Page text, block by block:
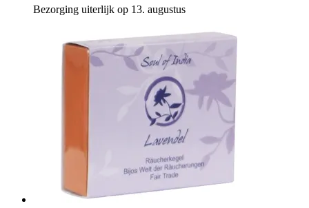
Bezorging uiterlijk op 13. augustus